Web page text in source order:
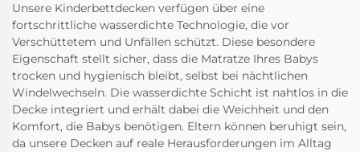
Unsere Kinderbettdecken verfügen über eine
fortschrittliche wasserdichte Technologie, die vor
Verschüttetem und Unfällen schützt. Diese besondere
Eigenschaft stellt sicher, dass die Matratze Ihres Babys
trocken und hygienisch bleibt, selbst bei nächtlichen
Windelwechseln. Die wasserdichte Schicht ist nahtlos in die
Decke integriert und erhält dabei die Weichheit und den
Komfort, die Babys benötigen. Eltern können beruhigt sein,
da unsere Decken auf reale Herausforderungen im Alltag